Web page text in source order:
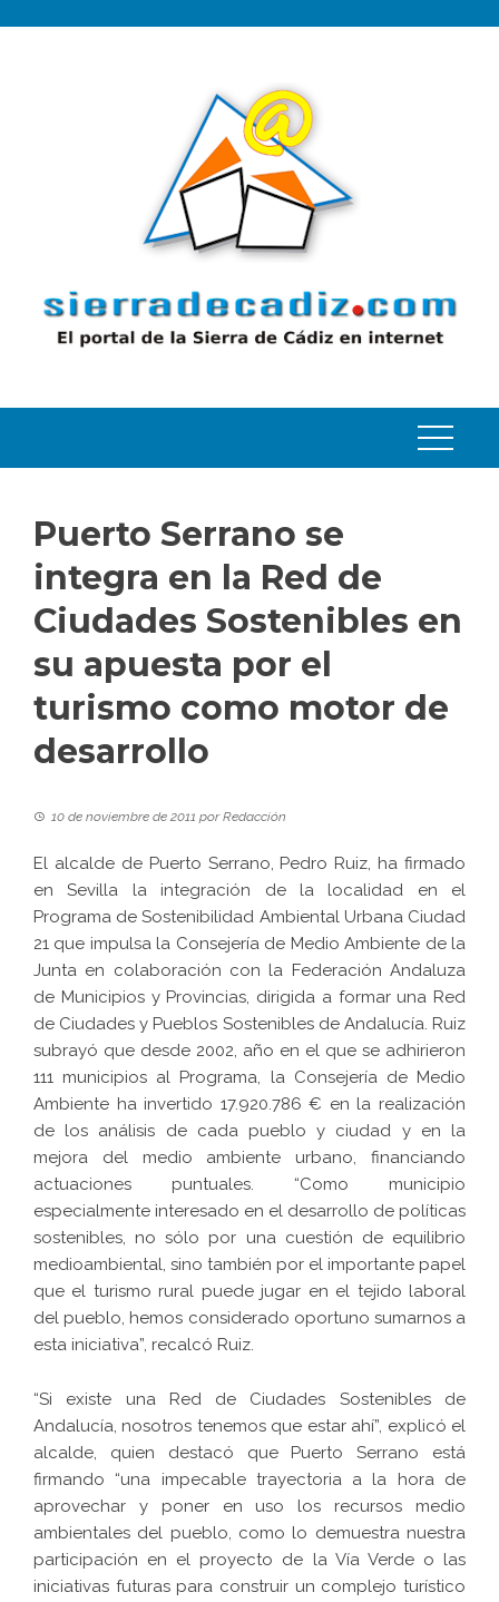
Puerto Serrano se
integra en la Red de
Ciudades Sostenibles en
su apuesta por el
turismo como motor de
desarrollo
10 de noviembre de 2011 porRedacción
El alcalde de Puerto Serrano, Pedro Ruiz, ha firmado
en Sevilla la integración de la localidad en el
Programa de Sostenibilidad Ambiental Urbana Ciudad
21 que impulsa la Consejería de Medio Ambiente de la
Junta en colaboración con la Federación Andaluza
de Municipios y Provincias, dirigida a formar una Red
de Ciudades y Pueblos Sostenibles de Andalucía. Ruiz
subrayó que desde 2002, año en el que se adhirieron
111 municipios al Programa, la Consejería de Medio
Ambiente ha invertido 17.920.786 € en la realización
de los análisis de cada pueblo y ciudad y en la
mejora del medio ambiente urbano, financiando
actuaciones puntuales. “Como municipio
especialmente interesado en el desarrollo de políticas
sostenibles, no sólo por una cuestión de equilibrio
medioambiental, sino también por el importante papel
que el turismo rural puede jugar en el tejido laboral
del pueblo, hemos considerado oportuno sumarnos a
esta iniciativa”, recalcó Ruiz.
“Si existe una Red de Ciudades Sostenibles de
Andalucía, nosotros tenemos que estar ahí”, explicó el
alcalde, quien destacó que Puerto Serrano está
firmando “una impecable trayectoria a la hora de
aprovechar y poner en uso los recursos medio
ambientales del pueblo, como lo demuestra nuestra
participación en el proyecto de la Vía Verde o las
iniciativas futuras para construir un complejo turístico